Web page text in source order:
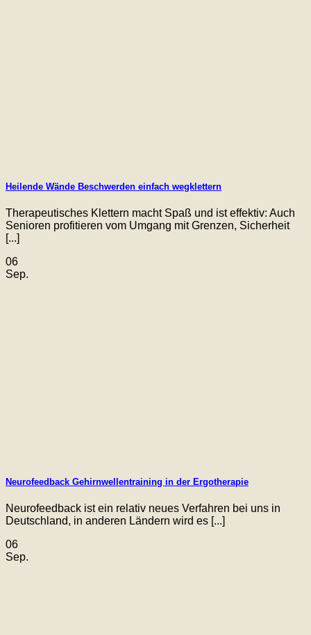
Heilende Wände Beschwerden einfach wegklettern
Therapeutisches Klettern macht Spaß und ist effektiv: Auch
Senioren profitieren vom Umgang mit Grenzen, Sicherheit
[...]
06
Sep.
Neurofeedback Gehirnwellentraining in der Ergotherapie
Neurofeedback ist ein relativ neues Verfahren bei uns in
Deutschland, in anderen Ländern wird es [...]
06
Sep.